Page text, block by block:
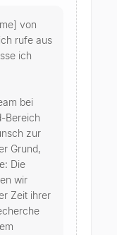
von
rufe aus
ich
bei
Bereich
zur
Grund,
Die
wir
Zeit ihrer